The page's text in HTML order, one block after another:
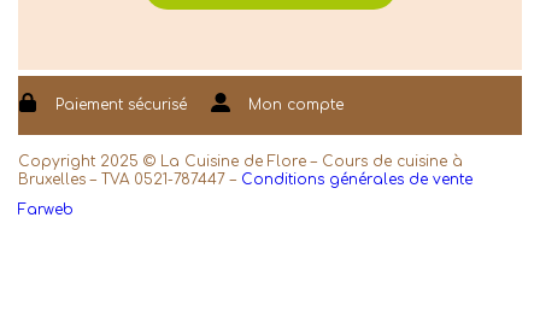
Paiement sécurisé Mon compte
Copyright 2025 © La Cuisine de Flore – Cours de cuisine à
Bruxelles – TVA 0521-787447 – Conditions générales de vente
Farweb